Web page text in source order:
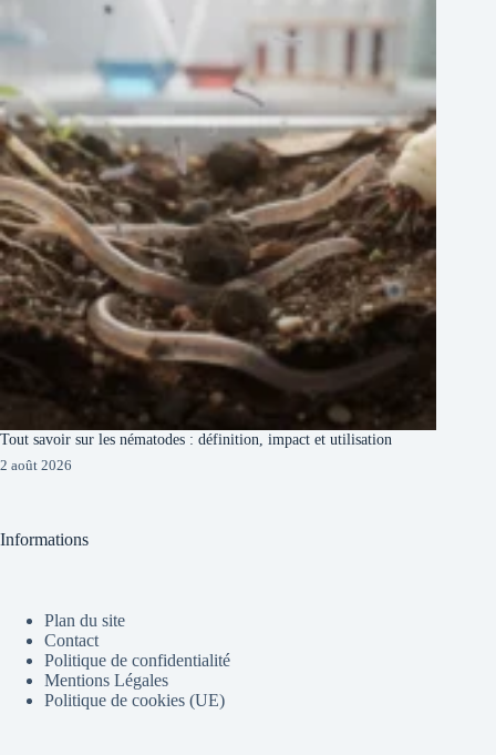
Tout savoir sur les nématodes : définition, impact et utilisation
2 août 2026
Informations
Plan du site
Contact
Politique de confidentialité
Mentions Légales
Politique de cookies (UE)